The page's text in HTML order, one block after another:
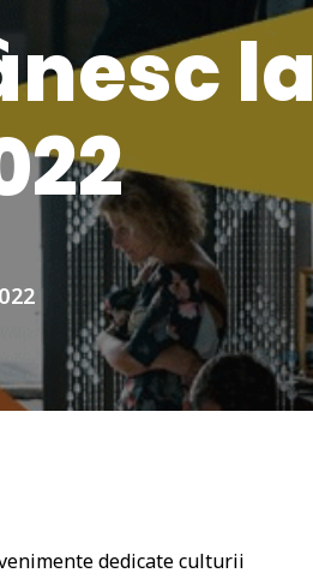
la
dedicate culturii